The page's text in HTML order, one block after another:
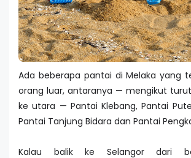
Ada beberapa pantai di Melaka yang
orang luar, antaranya — mengikut
ke utara — Pantai Klebang, Pantai
Pantai Tanjung Bidara dan Pantai
Kalau balik ke Selangor dari